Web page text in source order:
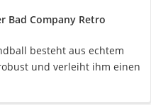
Bad Company Retro
besteht aus echtem
und verleiht ihm einen